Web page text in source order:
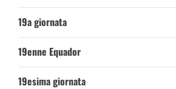
19a giornata
19enne Equador
19esima giornata